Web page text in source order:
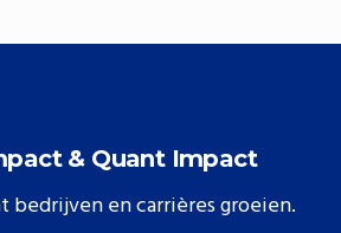
& Quant Impact
bedrijven en carrières groeien.